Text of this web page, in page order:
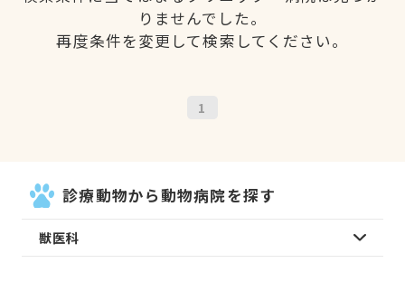
りませんでした。
再度条件を変更して検索してください。
1
診療動物から動物病院を探す
獣医科